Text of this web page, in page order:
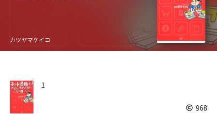
カツヤマケイコ
1
968